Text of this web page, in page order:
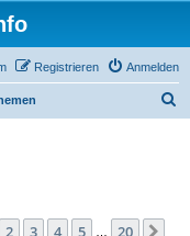
Anmelden
Registrieren
1von 20
2 3 4 5 20